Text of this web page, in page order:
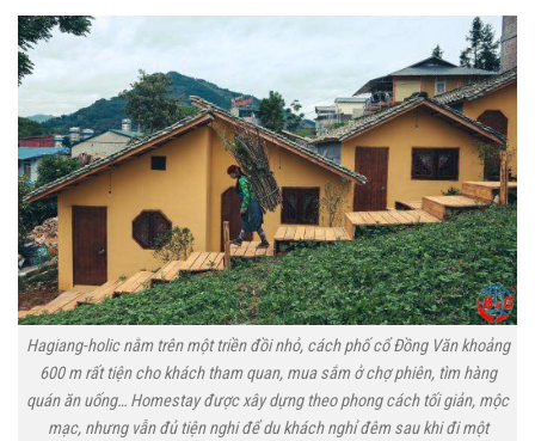
Hagiang-holic nằm trên một triền đồi nhỏ, cách phố cổ Đồng Văn khoảng
600 m rất tiện cho khách tham quan, mua sắm ở chợ phiên, tìm hàng
quán ăn uống… Homestay được xây dựng theo phong cách tối giản, mộc
mạc, nhưng vẫn đủ tiện nghi để du khách nghỉ đêm sau khi đi một